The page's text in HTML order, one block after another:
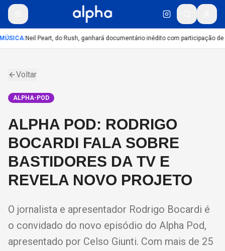
:Neil Peart, do Rush, ganhará documentário inédito com participação de
Voltar
ALPHA-POD
ALPHA POD: RODRIGO
BOCARDI FALA SOBRE
BASTIDORES DA TV E
REVELA NOVO PROJETO
O jornalista e apresentador Rodrigo Bocardi é
o convidado do novo episódio do Alpha Pod,
apresentado por Celso Giunti. Com mais de 25